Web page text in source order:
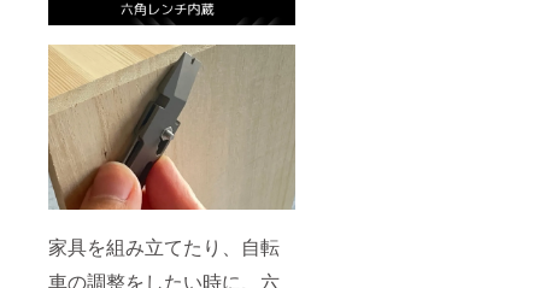
家具を組み立てたり、自転
車の調整をしたい時に、六